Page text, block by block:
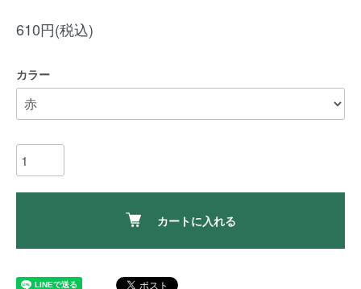
610円(税込)
カラー
カートに入れる